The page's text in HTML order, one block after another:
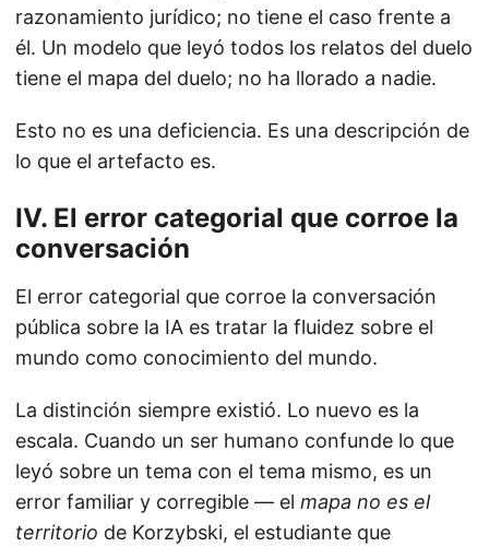
razonamiento jurídico; no tiene el caso frente a
él. Un modelo que leyó todos los relatos del duelo
tiene el mapa del duelo; no ha llorado a nadie.
Esto no es una deficiencia. Es una descripción de
lo que el artefacto es.
IV. El error categorial que corroe la
conversación
El error categorial que corroe la conversación
pública sobre la IA es tratar la fluidez sobre el
mundo como conocimiento del mundo.
La distinción siempre existió. Lo nuevo es la
escala. Cuando un ser humano confunde lo que
leyó sobre un tema con el tema mismo, es un
error familiar y corregible — el mapa no es el
territorio de Korzybski, el estudiante que